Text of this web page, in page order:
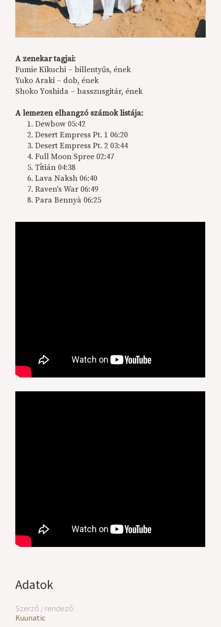
Adatok
Szerző / rendező:
Kuunatic
A zenekar tagjai:
Fumie Kikuchi – billentyűs, ének
Yuko Araki – dob, ének
Shoko Yoshida – basszusgitár, ének
A lemezen elhangzó számok listája:
Dewbow 05:42
Desert Empress Pt. 1 06:20
Desert Empress Pt. 2 03:44
Full Moon Spree 02:47
Tītián 04:38
Lava Naksh 06:40
Raven's War 06:49
Para Bennyà 06:25